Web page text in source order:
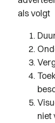
als volgt
niet